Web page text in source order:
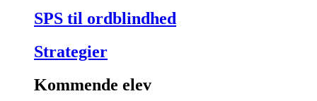
SPS til ordblindhed
Strategier
Kommende elev